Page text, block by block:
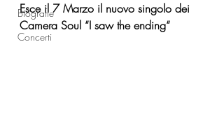
Biografie
Concerti
Esce il 7 Marzo il nuovo singolo dei
Camera Soul “I saw the ending“